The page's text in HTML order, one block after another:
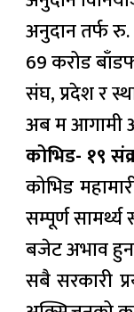
अनुदान तर्फ रु.
69 करोड
संघ, प्रदेश र
अब म आगामी
कोभिड- १९
कोभिड
सम्पूर्ण
बजेट अभाव
सबै सरकारी